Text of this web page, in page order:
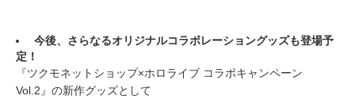
今後、さらなるオリジナルコラボレーショングッズも登場予
定！
『ツクモネットショップ×ホロライブ コラボキャンペーン
Vol.2』の新作グッズとして